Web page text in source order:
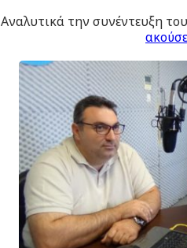
Αναλυτικά την συνέντευξη